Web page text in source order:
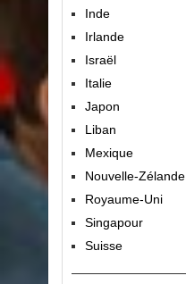
Inde
Irlande
Israël
Italie
Japon
Liban
Mexique
Nouvelle-Zélande
Royaume-Uni
Singapour
Suisse